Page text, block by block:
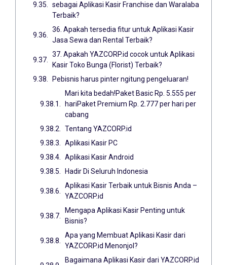
sebagai Aplikasi Kasir Franchise dan Waralaba
Terbaik?
36. Apakah tersedia fitur untuk Aplikasi Kasir
Jasa Sewa dan Rental Terbaik?
37. Apakah YAZCORP.id cocok untuk Aplikasi
Kasir Toko Bunga (Florist) Terbaik?
Pebisnis harus pinter ngitung pengeluaran!
Mari kita bedah!Paket Basic Rp. 5.555 per
hariPaket Premium Rp. 2.777 per hari per
cabang
Tentang YAZCORP.id
Aplikasi Kasir PC
Aplikasi Kasir Android
Hadir Di Seluruh Indonesia
Aplikasi Kasir Terbaik untuk Bisnis Anda –
YAZCORP.id
Mengapa Aplikasi Kasir Penting untuk
Bisnis?
Apa yang Membuat Aplikasi Kasir dari
YAZCORP.id Menonjol?
Bagaimana Aplikasi Kasir dari YAZCORP.id